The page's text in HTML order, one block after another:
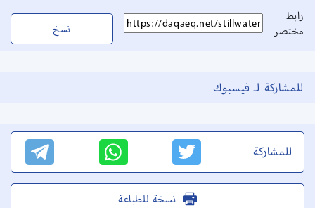
رابط
مختصر
نسخ
للمشاركة لـ فيسبوك
للمشاركة
نسخة للطباعة